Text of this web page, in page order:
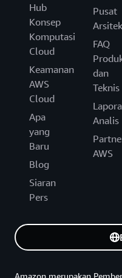
Hub
Konsep
Komputasi
Cloud
Keamanan
AWS
Cloud
Apa
yang
Baru
Blog
Siaran
Pers
Pusat
FAQ
dan
Teknis
Analis
AWS